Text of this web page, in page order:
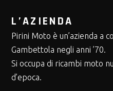
L’AZIENDA
Pirini Moto è un’azienda a
Gambettola negli anni ’70.
Si occupa di ricambi moto
d’epoca.